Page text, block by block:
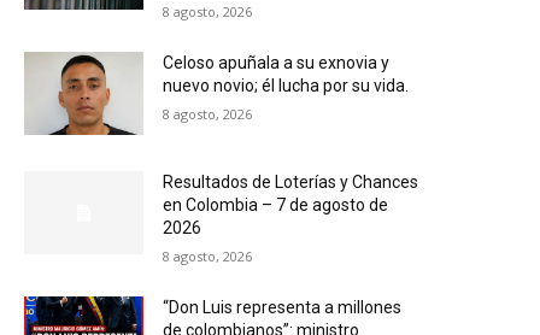
8 agosto, 2026
Celoso apuñala a su exnovia y
nuevo novio; él lucha por su vida.
8 agosto, 2026
Resultados de Loterías y Chances
en Colombia – 7 de agosto de
2026
8 agosto, 2026
“Don Luis representa a millones
de colombianos”: ministro